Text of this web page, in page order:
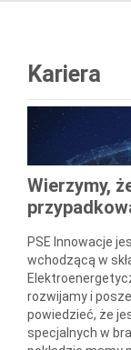
Kariera
Wierzymy,
PSE Innowacje
wchodzącą w
rozwijamy i
powiedzieć, że
specjalnych w